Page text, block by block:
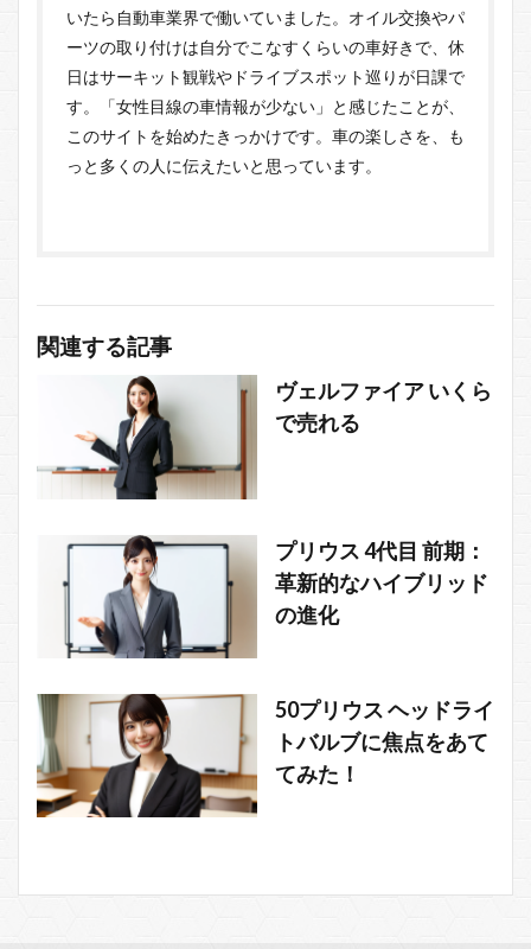
いたら自動車業界で働いていました。オイル交換やパ
ーツの取り付けは自分でこなすくらいの車好きで、休
日はサーキット観戦やドライブスポット巡りが日課で
す。「女性目線の車情報が少ない」と感じたことが、
このサイトを始めたきっかけです。車の楽しさを、も
っと多くの人に伝えたいと思っています。
関連する記事
ヴェルファイア いくら
で売れる
プリウス 4代目 前期：
革新的なハイブリッド
の進化
50プリウス ヘッドライ
トバルブに焦点をあて
てみた！